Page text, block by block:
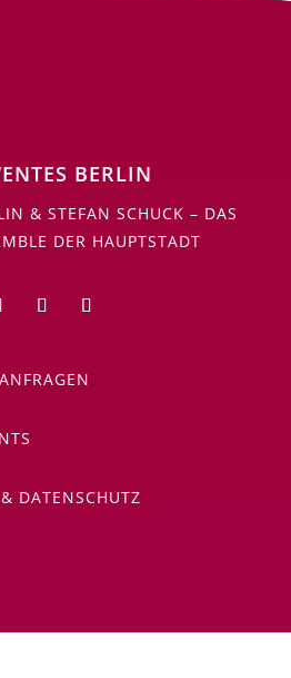
BERLIN
& STEFAN SCHUCK – DAS
DER HAUPTSTADT
DATENSCHUTZ